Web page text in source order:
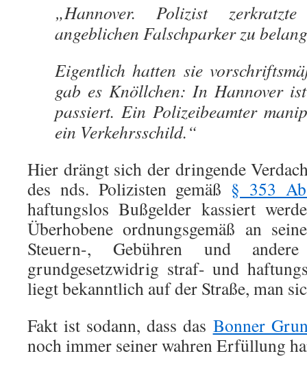
„Hannover. Polizist
angeblichen Falschparker zu
Eigentlich hatten sie
gab es Knöllchen: In Hannover
passiert. Ein Polizeibeamter
ein Verkehrsschild.“
Hier drängt sich der dringende
des nds. Polizisten gemäß § 353
haftungslos Bußgelder kassiert
Überhobene ordnungsgemäß an
Steuern-, Gebühren und andere
grundgesetzwidrig straf- und
liegt bekanntlich auf der Straße, man
Fakt ist sodann, dass das Bonner
noch immer seiner wahren Erfüllung